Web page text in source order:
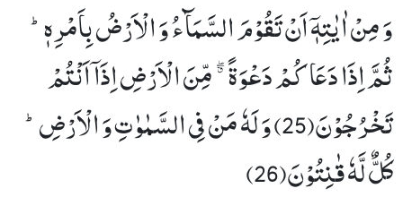
وَ مِنْ اٰیٰتِهٖۤ اَنْ تَقُوْمَ السَّمَآءُ وَ الْاَرْضُ بِاَمْرِهٖؕ-
ثُمَّ اِذَا دَعَاكُمْ دَعْوَةً ﳓ مِّنَ الْاَرْضِ اِذَاۤ اَنْتُمْ
تَخْرُجُوْنَ(25) وَ لَهٗ مَنْ فِی السَّمٰوٰتِ وَ الْاَرْضِؕ-
كُلٌّ لَّهٗ قٰنِتُوْنَ(26)